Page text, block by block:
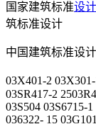
国家建筑标准设计
筑标准设计
中国建筑标准设
03X401-2
03SR417-2
03S504 03S6715-
036322- 15